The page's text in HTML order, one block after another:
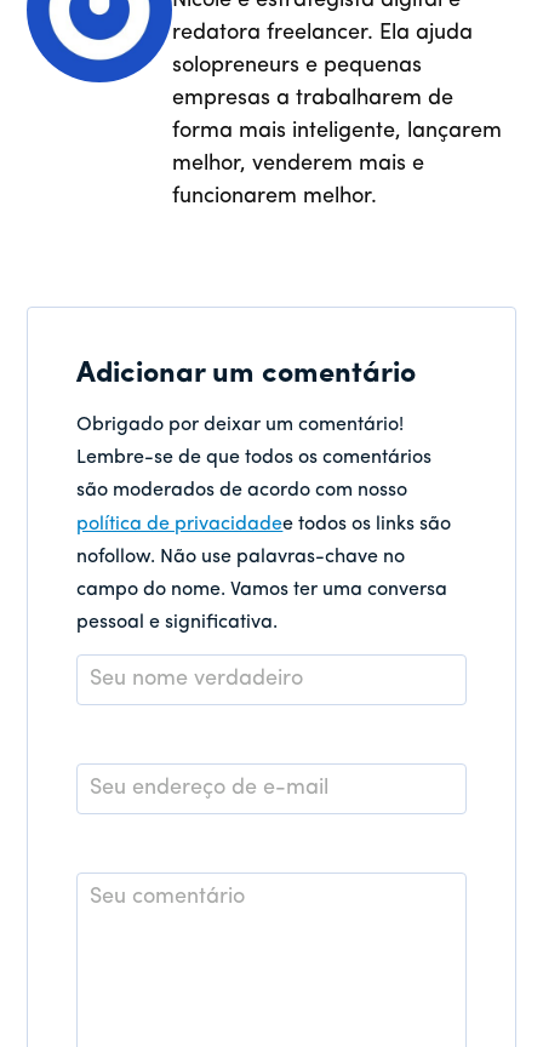
redatora freelancer. Ela ajuda
solopreneurs e pequenas
empresas a trabalharem de
forma mais inteligente, lançarem
melhor, venderem mais e
funcionarem melhor.
Adicionar um comentário
Obrigado por deixar um comentário!
Lembre-se de que todos os comentários
são moderados de acordo com nosso
política de privacidadee todos os links são
nofollow. Não use palavras-chave no
campo do nome. Vamos ter uma conversa
pessoal e significativa.
Nome
*
E-
mail
Comentário